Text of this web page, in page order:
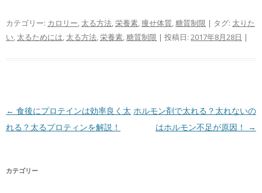
カテゴリー: カロリー, 太る方法,栄養素,痩せ体質,糖質制限 | タグ: 太りた
い, 太るためには, 太る方法,栄養素,糖質制限 | 投稿日: 2017年8月28日 |
投稿ナビゲーション
← 食後にプロテインは効率良く太
れる？太るプロティンを解説！
ホルモン剤で太れる？太れないの
はホルモン不足が原因！
→
カテゴリー